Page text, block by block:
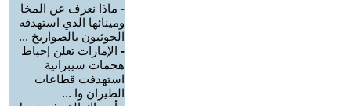
- ماذا نعرف عن المخا
ومينائها الذي استهدفه
الحوثيون بالصواريخ ...
- الإمارات تعلن إحباط
هجمات سيبرانية
استهدفت قطاعات
الطيران وا ...